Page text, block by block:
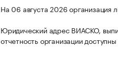
На 06 августа 2026 организация
Юридический адрес ВИАСКО,
отчетность организации